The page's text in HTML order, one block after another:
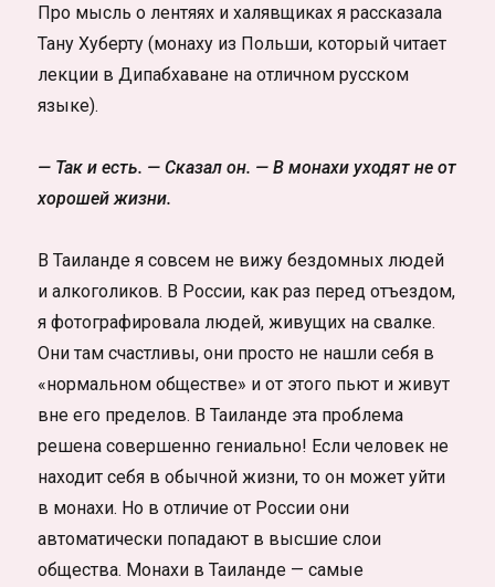
Про мысль о лентяях и халявщиках я рассказала
Тану Хуберту (монаху из Польши, который читает
лекции в Дипабхаване на отличном русском
языке).
— Так и есть. — Сказал он. — В монахи уходят не от
хорошей жизни.
В Таиланде я совсем не вижу бездомных людей
и алкоголиков. В России, как раз перед отъездом,
я фотографировала людей, живущих на свалке.
Они там счастливы, они просто не нашли себя в
«нормальном обществе» и от этого пьют и живут
вне его пределов. В Таиланде эта проблема
решена совершенно гениально! Если человек не
находит себя в обычной жизни, то он может уйти
в монахи. Но в отличие от России они
автоматически попадают в высшие слои
общества. Монахи в Таиланде — самые